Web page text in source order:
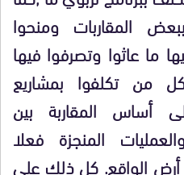
المقاربات ومنحوا
ما عاثوا وتصرفوا فيها
من تكلفوا بمشاريع
أساس المقاربة بين
المنجزة فعلا
أرض الواقع. كل ذلك على